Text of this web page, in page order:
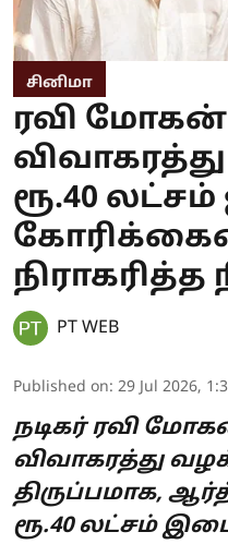
சினிமா
ரவி மோகன்
ரூ.40
PT WEB
Published on: 29 Jul 2026,
நடிகர் ரவி
விவாகரத்து
திருப்பமாக,
ரூ.40 லட்சம்